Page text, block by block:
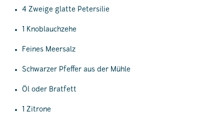
4 Zweige glatte Petersilie
1 Knoblauchzehe
Feines Meersalz
Schwarzer Pfeffer aus der Mühle
Öl oder Bratfett
1 Zitrone